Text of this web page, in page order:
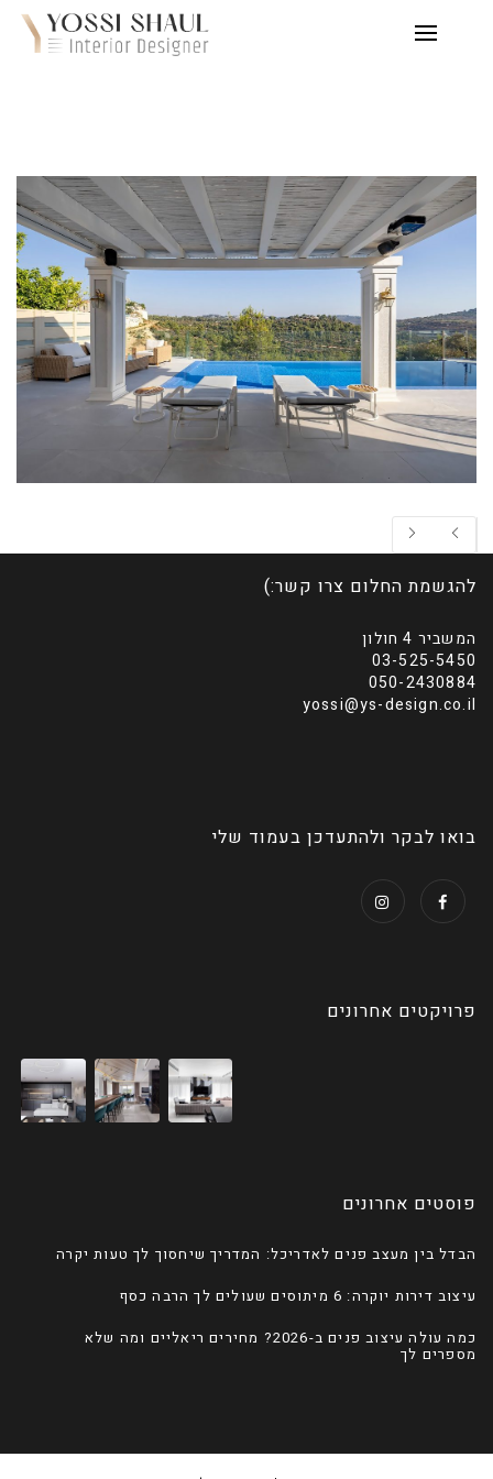
להגשמת החלום צרו קשר:)
המשביר 4 חולון
03-525-5450
050-2430884
yossi@ys-design.co.il
בואו לבקר ולהתעדכן בעמוד שלי
פרויקטים אחרונים
פוסטים אחרונים
הבדל בין מעצב פנים לאדריכל: המדריך שיחסוך לך טעות יקרה
עיצוב דירות יוקרה: 6 מיתוסים שעולים לך הרבה כסף
כמה עולה עיצוב פנים ב-2026? מחירים ריאליים ומה שלא
מספרים לך